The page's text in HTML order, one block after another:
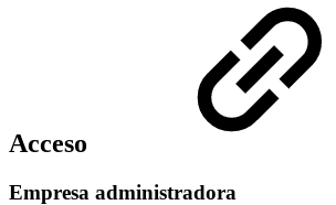
Acceso
Empresa administradora